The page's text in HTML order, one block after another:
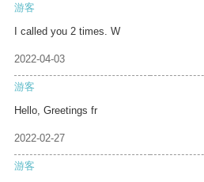
游客
I called you 2 times. W
2022-04-03
游客
Hello, Greetings fr
2022-02-27
游客